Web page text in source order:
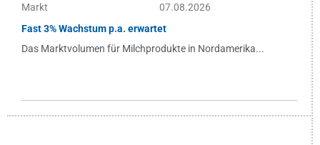
Markt
07.08.2026
Fast 3% Wachstum p.a. erwartet
Das Marktvolumen für Milchprodukte in Nordamerika...